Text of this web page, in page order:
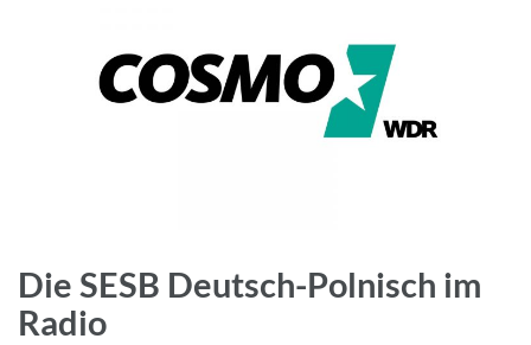
Die SESB Deutsch-Polnisch im
Radio